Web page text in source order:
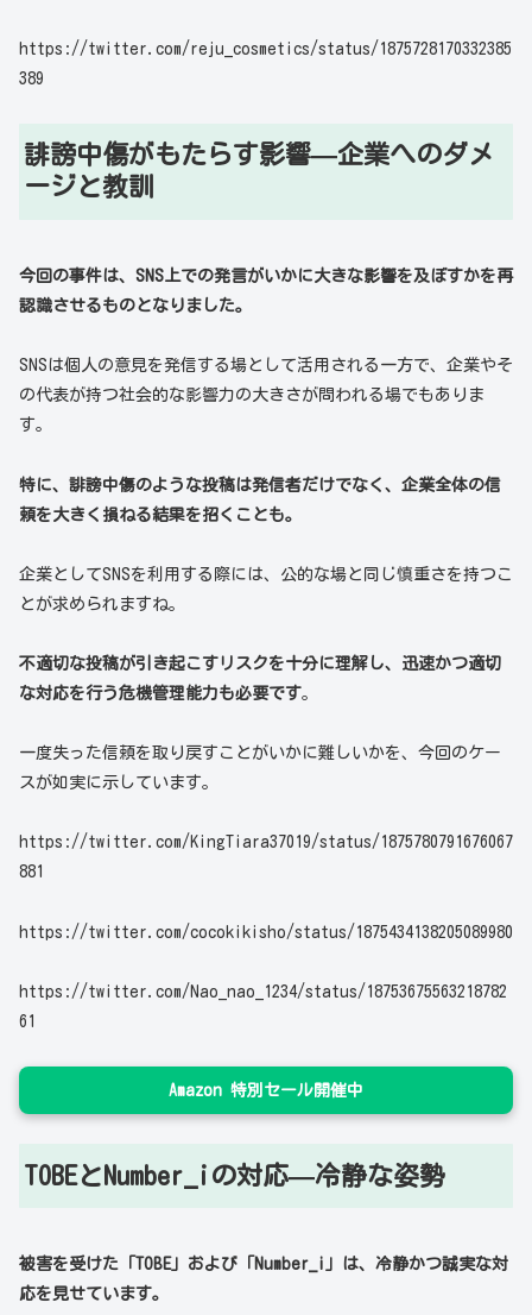
https://twitter.com/reju_cosmetics/status/1875728170332385
389
誹謗中傷がもたらす影響—企業へのダメ
ージと教訓
今回の事件は、SNS上での発言がいかに大きな影響を及ぼすかを再
認識させるものとなりました。
SNSは個人の意見を発信する場として活用される一方で、企業やそ
の代表が持つ社会的な影響力の大きさが問われる場でもありま
す。
特に、誹謗中傷のような投稿は発信者だけでなく、企業全体の信
頼を大きく損ねる結果を招くことも。
企業としてSNSを利用する際には、公的な場と同じ慎重さを持つこ
とが求められますね。
不適切な投稿が引き起こすリスクを十分に理解し、迅速かつ適切
な対応を行う危機管理能力も必要です。
一度失った信頼を取り戻すことがいかに難しいかを、今回のケー
スが如実に示しています。
https://twitter.com/KingTiara37019/status/1875780791676067
881
https://twitter.com/cocokikisho/status/1875434138205089980
https://twitter.com/Nao_nao_1234/status/18753675563218782
61
Amazon 特別セール開催中
TOBEとNumber_iの対応—冷静な姿勢
被害を受けた「TOBE」および「Number_i」は、冷静かつ誠実な対
応を見せています。